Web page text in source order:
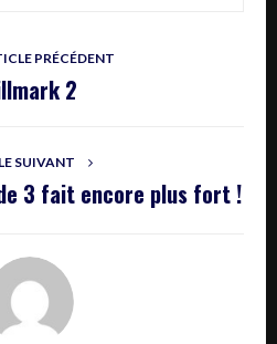
PRÉCÉDENT
2
SUIVANT
3 fait encore plus fort !